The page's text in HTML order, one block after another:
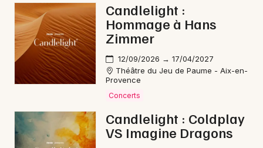
Reggae en Provence-Alpes-Côte-d'Azur
Newsletter des sorties
Actus à Arles
Candlelight :
Hommage à Hans
Zimmer
12/09/2026 → 17/04/2027
Théâtre du Jeu de Paume - Aix-en-
Provence
Concerts
Candlelight : Coldplay
VS Imagine Dragons